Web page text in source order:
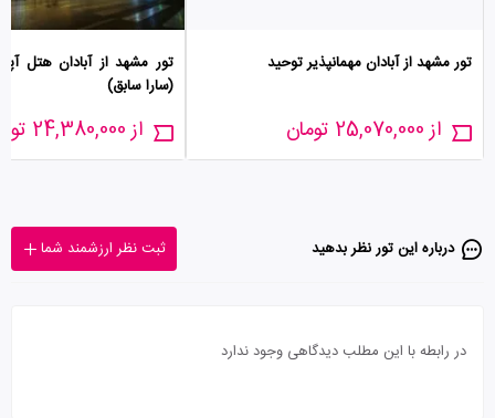
تور مشهد از آبادان مهمانپذیر توحید
از 25,070,000 تومان
تور مشهد از آبادان هتل
(سارا سابق)
از 24,380,000 تومان
درباره این تور‌ نظر بدهید ثبت نظر ارزشمند شما
در رابطه با این مطلب دیدگاهی وجود ندارد